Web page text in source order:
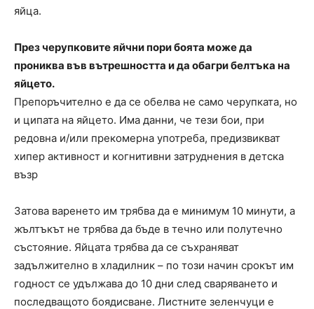
яйца.
През черупковите яйчни пори боята може да
прониква във вътрешността и да обагри белтъка на
яйцето.
Препоръчително е да се обелва не само черупката, но
и ципата на яйцето. Има данни, че тези бои, при
редовна и/или прекомерна употреба, предизвикват
хипер активност и когнитивни затруднения в детска
възр
Затова варенето им трябва да е минимум 10 минути, а
жълтъкът не трябва да бъде в течно или полутечно
състояние. Яйцата трябва да се съхраняват
задължително в хладилник – по този начин срокът им
годност се удължава до 10 дни след сваряването и
последващото боядисване. Листните зеленчуци е